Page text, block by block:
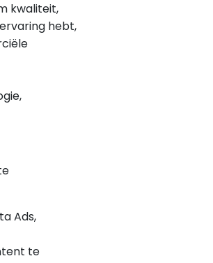
kwaliteit,
hebt,
Ads,
te